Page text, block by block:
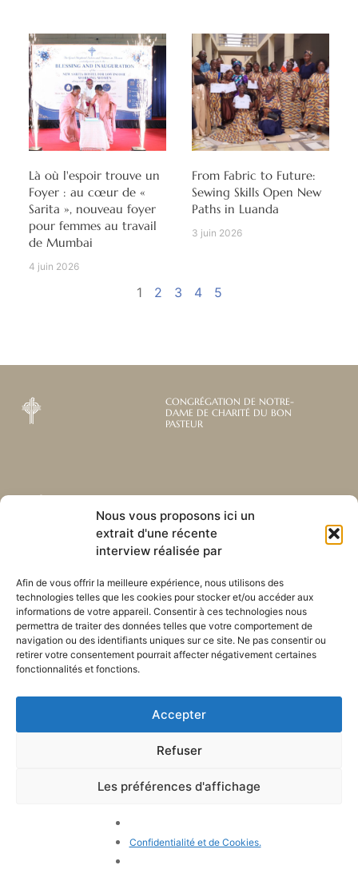
Nous vous proposons ici un
extrait d'une récente
interview réalisée par
Afin de vous offrir la meilleure expérience, nous utilisons des
technologies telles que les cookies pour stocker et/ou accéder aux
informations de votre appareil. Consentir à ces technologies nous
permettra de traiter des données telles que votre comportement de
navigation ou des identifiants uniques sur ce site. Ne pas consentir ou
retirer votre consentement pourrait affecter négativement certaines
fonctionnalités et fonctions.
Accepter
Refuser
Les préférences d'affichage
Confidentialité et de Cookies.
Là où l'espoir trouve un
Foyer : au cœur de «
Sarita », nouveau foyer
pour femmes au travail
de Mumbai
4 juin 2026
From Fabric to Future:
Sewing Skills Open New
Paths in Luanda
3 juin 2026
1 2 3 4 5
CONGRÉGATION DE NOTRE-
DAME DE CHARITÉ DU BON
PASTEUR
Abonnez-vous à notre
newsletter mensuelle
Recevez les dernières nouvelles
nos ministères à travers le monde.
S'ABONNER
Liens utiles
Envoyez-nous votre
Plan du site
POLITIQUE DE CONFIDENTIALITÉ